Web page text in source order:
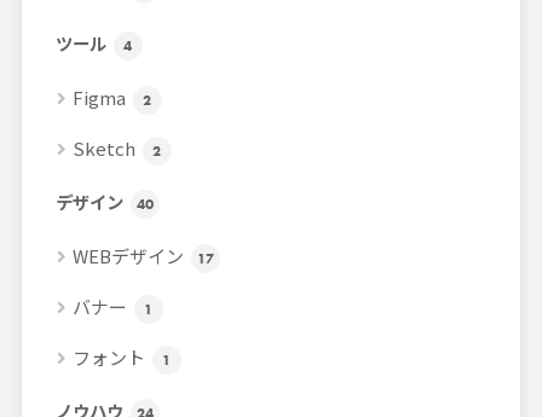
ツール 4
Figma 2
Sketch 2
デザイン 40
WEBデザイン 17
バナー 1
フォント 1
ノウハウ